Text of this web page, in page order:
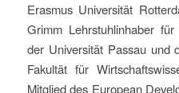
Erasmus Universität
Grimm Lehrstuhlinhaber
der Universität Passau und
Fakultät für
Mitglied des European